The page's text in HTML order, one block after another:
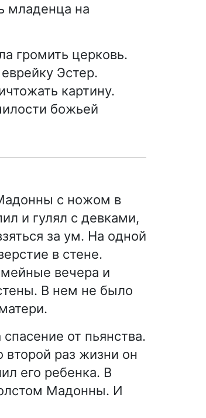
младенца на
громить церковь.
Эстер.
картину.
божьей
с ножом в
и гулял с девками,
за ум. На одной
в стене.
вечера и
В нем не было
от пьянства.
раз жизни он
его ребенка. В
Мадонны. И